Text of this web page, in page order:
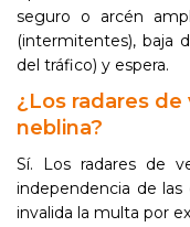
seguro o arcén
(intermitentes), baja
del tráfico) y espera.
¿Los radares
neblina?
Sí. Los radares de
independencia de las
invalida la multa por